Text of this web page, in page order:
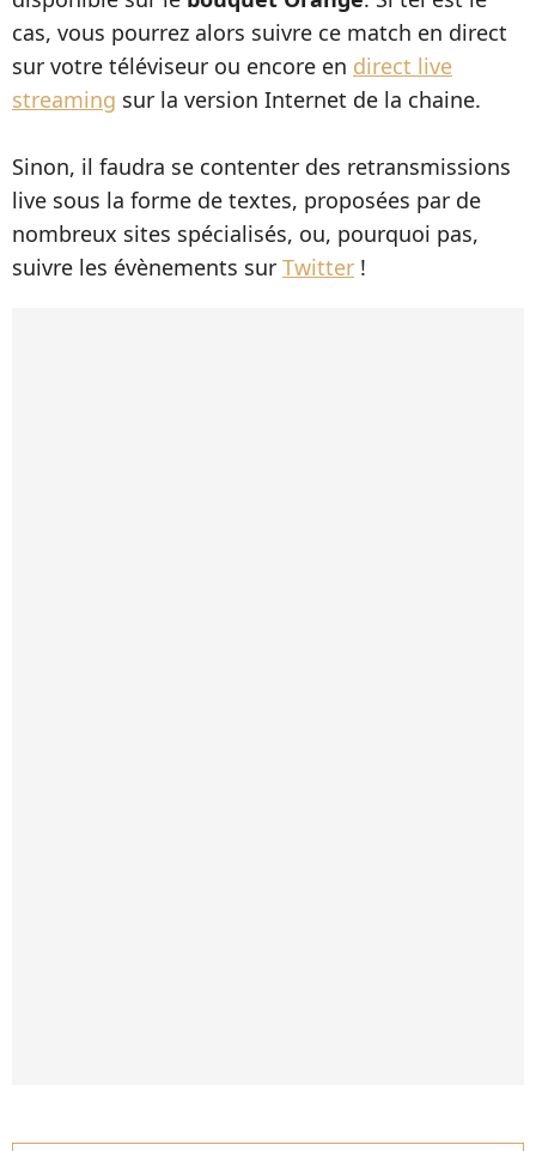
cas, vous pourrez alors suivre ce match en direct
sur votre téléviseur ou encore en direct live
streaming sur la version Internet de la chaine.
Sinon, il faudra se contenter des retransmissions
live sous la forme de textes, proposées par de
nombreux sites spécialisés, ou, pourquoi pas,
suivre les évènements sur Twitter !